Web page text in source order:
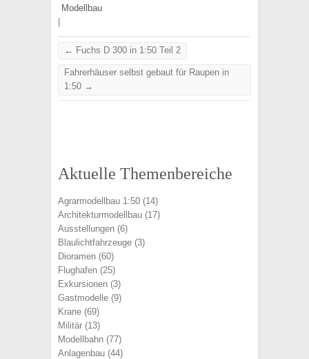
Modellbau
← Fuchs D 300 in 1:50 Teil 2
Fahrerhäuser selbst gebaut für Raupen in
1:50 →
Aktuelle Themenbereiche
Agrarmodellbau 1:50 (14)
Architekturmodellbau (17)
Ausstellungen (6)
Blaulichtfahrzeuge (3)
Dioramen (60)
Flughafen (25)
Exkursionen (3)
Gastmodelle (9)
Krane (69)
Militär (13)
Modellbahn (77)
Anlagenbau (44)